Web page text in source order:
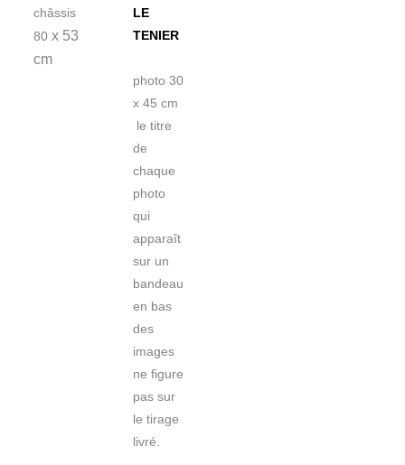
châssis
80x 53
cm
LE
TENIER
photo 30
x 45 cm
le titre
de
chaque
photo
qui
apparaît
sur un
bandeau
en bas
des
images
ne figure
pas sur
le tirage
livré.